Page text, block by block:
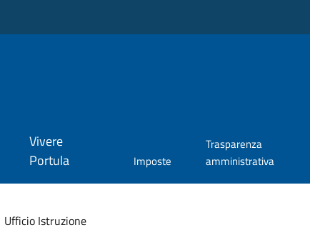
Vivere
Portula
Imposte
Trasparenza
amministrativa
Ufficio Istruzione